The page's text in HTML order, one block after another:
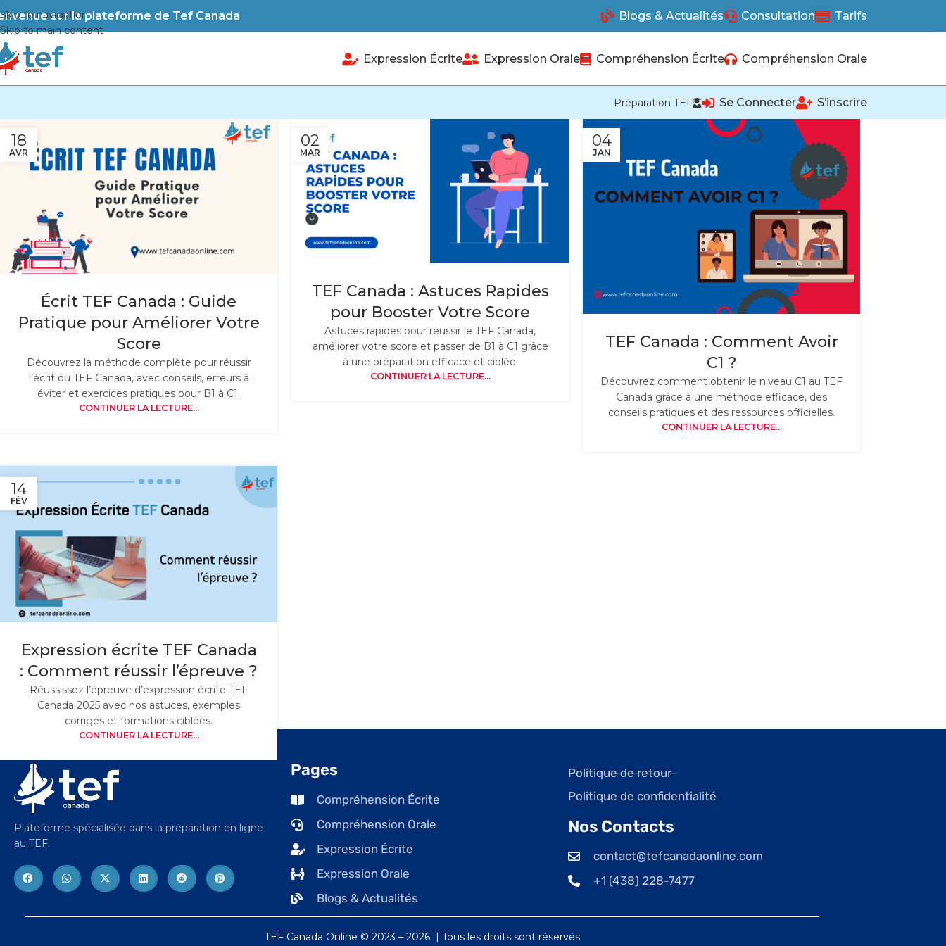
Skip to navigation
Skip to main content
sur la plateforme de Tef Canada Blogs & Actualités Consultation Tarifs
Expression Écrite Expression Orale Compréhension Écrite Compréhension Orale
Préparation TEF Se Connecter S’inscrire
18
AVR
Écrit TEF Canada : Guide
Pratique pour Améliorer Votre
Score
Découvrez la méthode complète pour réussir
l’écrit du TEF Canada, avec conseils, erreurs à
éviter et exercices pratiques pour B1 à C1.
CONTINUER LA LECTURE...
02
MAR
TEF Canada : Astuces Rapides
pour Booster Votre Score
Astuces rapides pour réussir le TEF Canada,
améliorer votre score et passer de B1 à C1 grâce
à une préparation efficace et ciblée.
CONTINUER LA LECTURE...
04
JAN
TEF Canada : Comment Avoir
C1 ?
Découvrez comment obtenir le niveau C1 au TEF
Canada grâce à une méthode efficace, des
conseils pratiques et des ressources officielles.
CONTINUER LA LECTURE...
14
FÉV
Expression écrite TEF Canada
: Comment réussir l’épreuve ?
Réussissez l’épreuve d’expression écrite TEF
Canada 2025 avec nos astuces, exemples
corrigés et formations ciblées.
CONTINUER LA LECTURE...
Plateforme spécialisée dans la préparation en ligne
au TEF.
Pages
Compréhension Écrite
Compréhension Orale
Expression Écrite
Expression Orale
Blogs & Actualités
Politique de retour
Politique de confidentialité
Nos Contacts
contact@tefcanadaonline.com
+1 (438) 228-7477
TEF Canada Online © 2023 – 2026 | Tous les droits sont réservés